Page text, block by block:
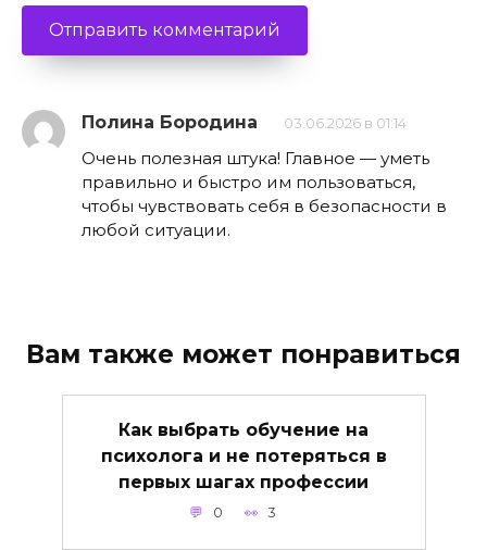
Полина Бородина 03.06.2026 в 01:14
Очень полезная штука! Главное — уметь
правильно и быстро им пользоваться,
чтобы чувствовать себя в безопасности в
любой ситуации.
Вам также может понравиться
Как выбрать обучение на
психолога и не потеряться в
первых шагах профессии
0 3